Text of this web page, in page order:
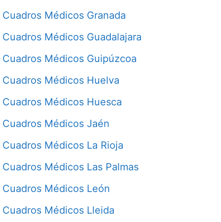
Cuadros Médicos Granada
Cuadros Médicos Guadalajara
Cuadros Médicos Guipúzcoa
Cuadros Médicos Huelva
Cuadros Médicos Huesca
Cuadros Médicos Jaén
Cuadros Médicos La Rioja
Cuadros Médicos Las Palmas
Cuadros Médicos León
Cuadros Médicos Lleida